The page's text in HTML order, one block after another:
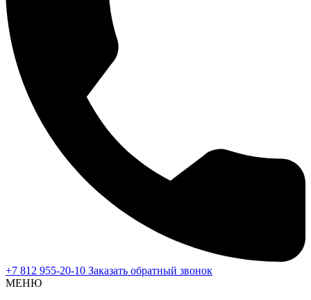
+7 812 955-20-10 Заказать обратный звонок
МЕНЮ